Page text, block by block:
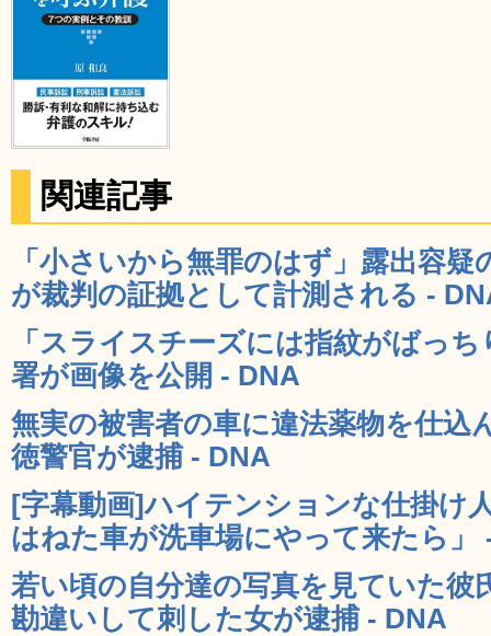
関連記事
「小さいから無罪のはず」露出容
が裁判の証拠として計測される -
「スライスチーズには指紋がばっ
署が画像を公開 - DNA
無実の被害者の車に違法薬物を仕込
徳警官が逮捕 - DNA
[字幕動画]ハイテンションな仕掛け
はねた車が洗車場にやって来たら」
若い頃の自分達の写真を見ていた彼
勘違いして刺した女が逮捕 - DNA